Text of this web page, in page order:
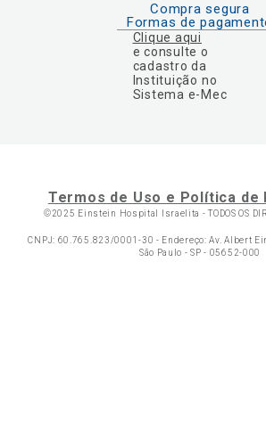
Compra segura
Formas de
Clique aqui
e consulte o
cadastro da
Instituição no
Sistema e-Mec
Termos de Uso e Política de
©2025 Einstein Hospital Israelita -TODOS OS
CNPJ: 60.765.823/0001-30 - Endereço: Av. Albert
São Paulo - SP - 05652-000